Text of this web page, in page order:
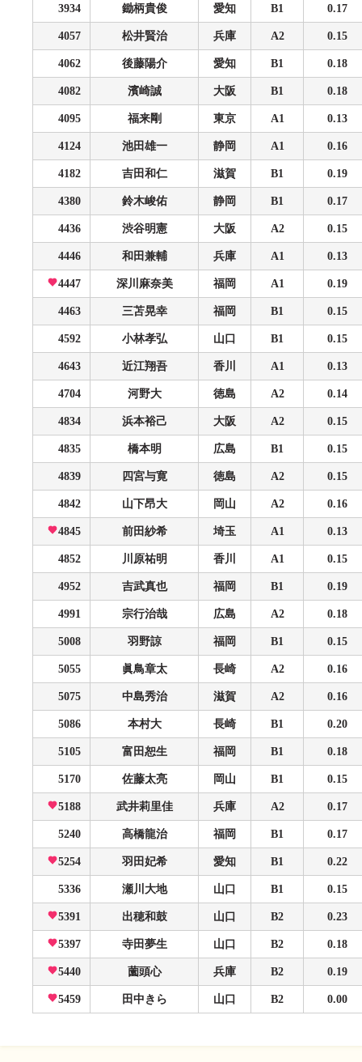
3934 鋤柄貴俊 愛知 B1 0.17
4057 松井賢治 兵庫 A2 0.15
4062 後藤陽介 愛知 B1 0.18
4082 濱崎誠 大阪 B1 0.18
4095 福来剛 東京 A1 0.13
4124 池田雄一 静岡 A1 0.16
4182 吉田和仁 滋賀 B1 0.19
4380 鈴木峻佑 静岡 B1 0.17
4436 渋谷明憲 大阪 A2 0.15
4446 和田兼輔 兵庫 A1 0.13
4447 深川麻奈美 福岡 A1 0.19
4463 三苫晃幸 福岡 B1 0.15
4592 小林孝弘 山口 B1 0.15
4643 近江翔吾 香川 A1 0.13
4704 河野大 徳島 A2 0.14
4834 浜本裕己 大阪 A2 0.15
4835 橋本明 広島 B1 0.15
4839 四宮与寛 徳島 A2 0.15
4842 山下昂大 岡山 A2 0.16
4845 前田紗希 埼玉 A1 0.13
4852 川原祐明 香川 A1 0.15
4952 吉武真也 福岡 B1 0.19
4991 宗行治哉 広島 A2 0.18
5008 羽野諒 福岡 B1 0.15
5055 眞鳥章太 長崎 A2 0.16
5075 中島秀治 滋賀 A2 0.16
5086 本村大 長崎 B1 0.20
5105 富田恕生 福岡 B1 0.18
5170 佐藤太亮 岡山 B1 0.15
5188 武井莉里佳 兵庫 A2 0.17
5240 高橋龍治 福岡 B1 0.17
5254 羽田妃希 愛知 B1 0.22
5336 瀬川大地 山口 B1 0.15
5391 出穂和鼓 山口 B2 0.23
5397 寺田夢生 山口 B2 0.18
5440 薗頭心 兵庫 B2 0.19
5459 田中きら 山口 B2 0.00